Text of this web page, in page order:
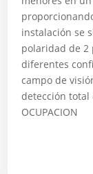
instalación se
polaridad de 2
diferentes
campo de
detección total
OCUPACION